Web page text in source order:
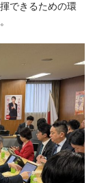
できるための環